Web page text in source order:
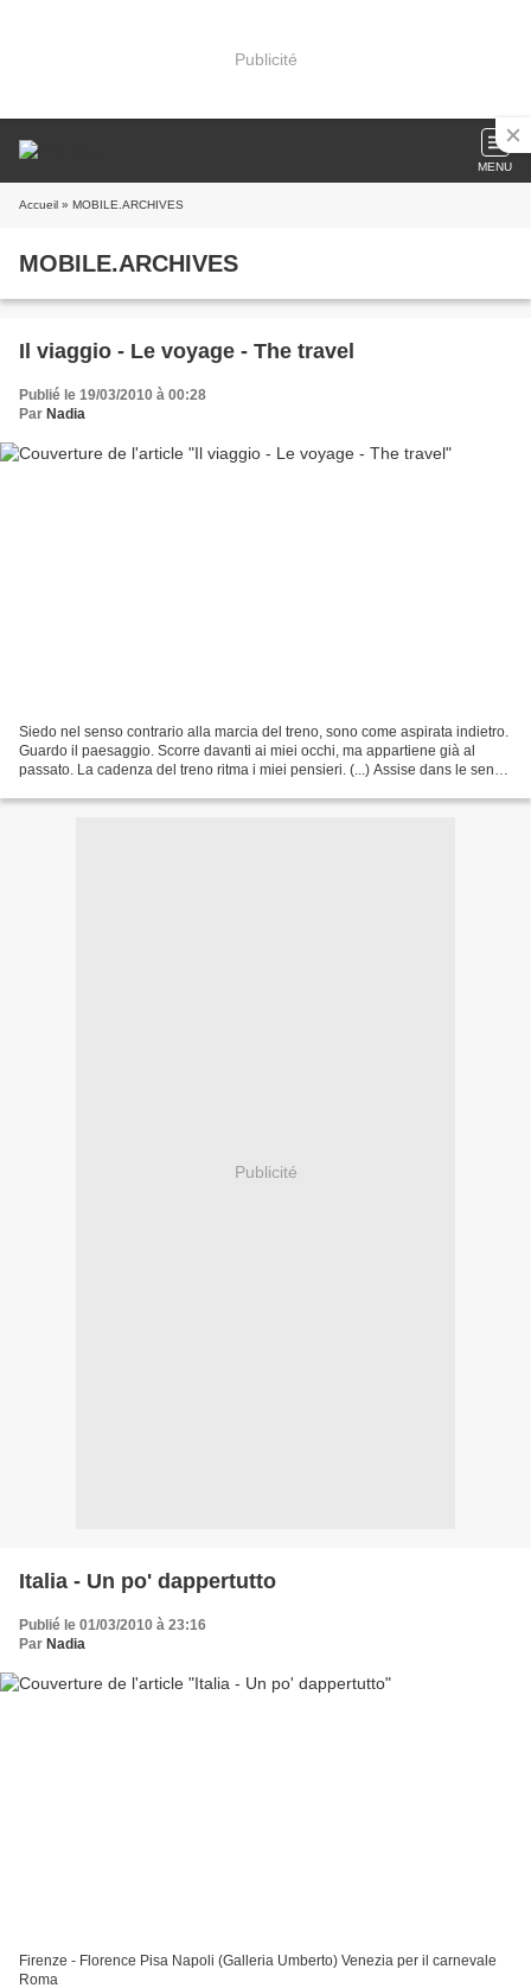
Publicité
MENU
Accueil » MOBILE.ARCHIVES
MOBILE.ARCHIVES
Il viaggio - Le voyage - The travel
Publié le 19/03/2010 à 00:28
Par Nadia
Siedo nel senso contrario alla marcia del treno, sono come aspirata indietro.
Guardo il paesaggio. Scorre davanti ai miei occhi, ma appartiene già al
passato. La cadenza del treno ritma i miei pensieri. (...) Assise dans le sens
Publicité
Italia - Un po' dappertutto
Publié le 01/03/2010 à 23:16
Par Nadia
Firenze - Florence Pisa Napoli (Galleria Umberto) Venezia per il carnevale
Roma